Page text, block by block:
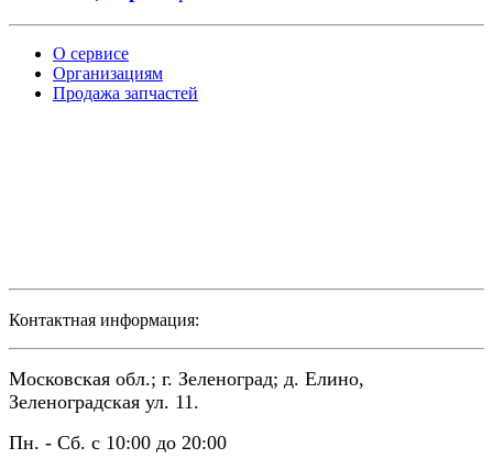
О сервисе
Организациям
Продажа запчастей
Контактная информация:
Московская обл.; г. Зеленоград; д. Елино,
Зеленоградская ул. 11.
Пн. - Сб. с 10:00 до 20:00